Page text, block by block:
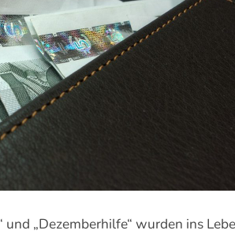
„Dezemberhilfe“ wurden ins